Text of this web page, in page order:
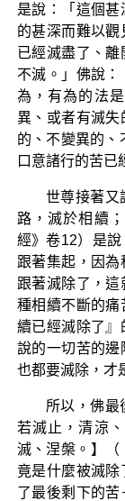
是說：「這個
的甚深而難以
已經滅盡了、
不滅。」佛說
為，有為的法
異、或者有滅
的、不變異的、
口意諸行的苦已
世尊接著又
路，滅於相續
經》卷12）是
跟著集起，因
跟著滅除了，
種相續不斷的痛
續已經滅除了
說的一切苦的邊
也都要滅除，才
所以，佛最
若滅止，清涼
滅、涅槃。】（
竟是什麼被滅
了最後剩下的